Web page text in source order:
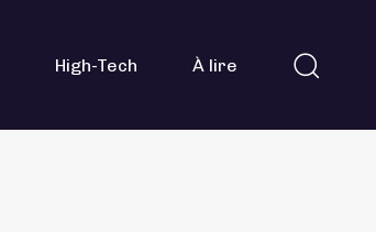
High-Tech À lire